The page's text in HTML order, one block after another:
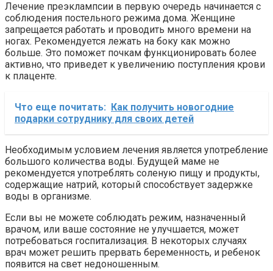
Лечение преэклампсии в первую очередь начинается с
соблюдения постельного режима дома. Женщине
запрещается работать и проводить много времени на
ногах. Рекомендуется лежать на боку как можно
больше. Это поможет почкам функционировать более
активно, что приведет к увеличению поступления крови
к плаценте.
Что еще почитать: Как получить новогодние
подарки сотруднику для своих детей
Необходимым условием лечения является употребление
большого количества воды. Будущей маме не
рекомендуется употреблять соленую пищу и продукты,
содержащие натрий, который способствует задержке
воды в организме.
Если вы не можете соблюдать режим, назначенный
врачом, или ваше состояние не улучшается, может
потребоваться госпитализация. В некоторых случаях
врач может решить прервать беременность, и ребенок
появится на свет недоношенным.